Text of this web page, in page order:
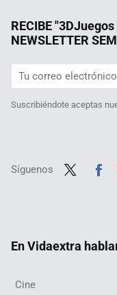
RECIBE
NEWSLETTER
Suscribiéndote aceptas
Síguenos
En Vidaextra
Cine